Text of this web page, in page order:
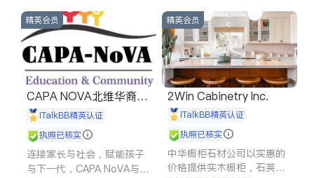
建筑合同、刑事案件全包办
信托/遗嘱
商业
索赔
律师-其它 保释
精英会员
CAPA NOVA北维华裔家
长会iTalkBB精英认证
执照已核实
连接家长与社会，赋能孩子
与下一代，CAPA NoVA与您
精英会员
2Win Cabinetry Inc.
iTalkBB精英认证
执照已核实
中华橱柜石材公司以实惠的
价格提供实木橱柜，石英石